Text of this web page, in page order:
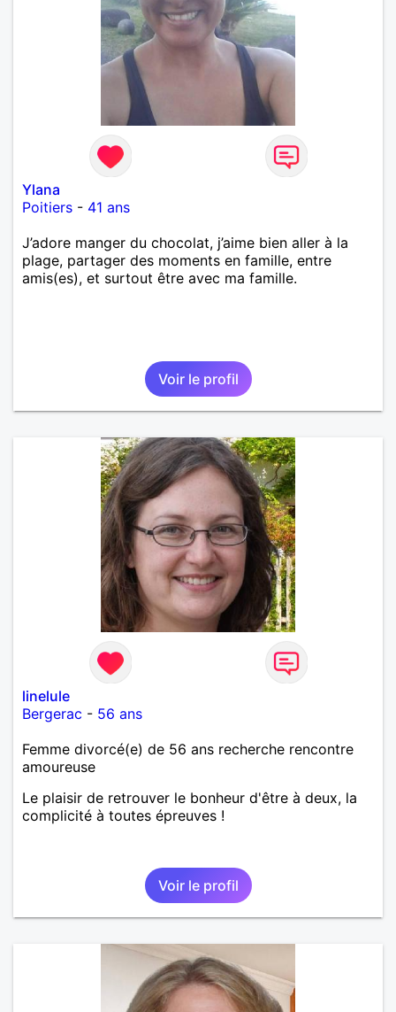
Ylana
Poitiers - 41 ans
J’adore manger du chocolat, j’aime bien aller à la
plage, partager des moments en famille, entre
amis(es), et surtout être avec ma famille.
Voir le profil
linelule
Bergerac - 56 ans
Femme divorcé(e) de 56 ans recherche rencontre
amoureuse
Le plaisir de retrouver le bonheur d'être à deux, la
complicité à toutes épreuves !
Voir le profil